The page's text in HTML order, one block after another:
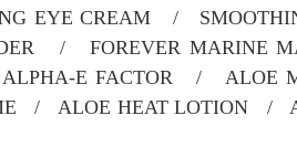
EYE CREAM /
/ FOREVER MARINE
E FACTOR / ALOE
/ ALOE HEAT LOTION /